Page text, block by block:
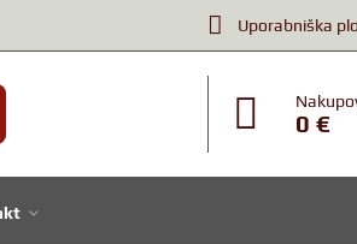
Uporabniška
0 €